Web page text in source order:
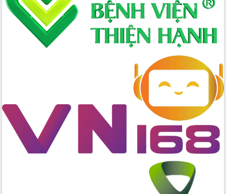
Lấy ý kiến điều chỉnh Quy hoạch tỉnh
Đắk Lắk thời kỳ 2021-2030, tầm nhìn
đến năm 2050
Phát động chiến dịch 30 ngày đêm
giải phóng mặt bằng Tuyến đường bộ
Đắk Lắk ký kết thỏa thuận hợp tác về
chuyển đổi số giai đoạn 2026 – 2030
với Tập đoàn Bưu chính Viễn thông
Việt Nam
Thứ trưởng Bộ Y tế làm việc với tỉnh
Đắk Lắk về phát triển nhân lực y tế